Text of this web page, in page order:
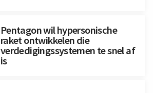
Pentagon wil hypersonische
raket ontwikkelen die
verdedigingssystemen te snel af
is